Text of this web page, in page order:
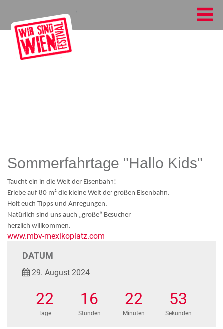
Sommerfahrtage "Hallo Kids"
Taucht ein in die Welt der Eisenbahn!
Erlebe auf 80 m² die kleine Welt der großen Eisenbahn.
Holt euch Tipps und Anregungen.
Natürlich sind uns auch „große“ Besucher
herzlich willkommen.
www.mbv-mexikoplatz.com
DATUM
29. August 2024
22
Tage
16
Stunden
22
Minuten
53
Sekunden